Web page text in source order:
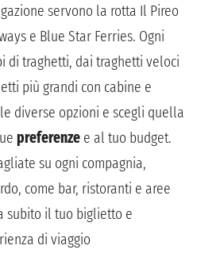
servono la rotta Il Pireo
e Blue Star Ferries. Ogni
di traghetti, dai traghetti veloci
più grandi con cabine e
diverse opzioni e scegli quella
preferenze e al tuo budget.
su ogni compagnia,
come bar, ristoranti e aree
subito il tuo biglietto e
di viaggio